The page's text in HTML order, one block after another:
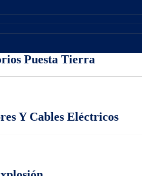
Puesta Tierra
Y Cables Eléctricos